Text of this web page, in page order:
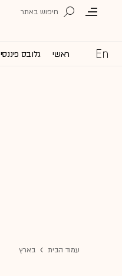
ראשי גלובס פיננסי
עמוד הבית בארץ